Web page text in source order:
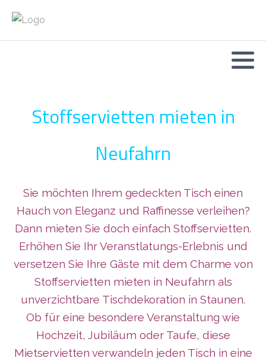
Stoffservietten mieten in
Neufahrn
Sie möchten Ihrem gedeckten Tisch einen
Hauch von Eleganz und Raffinesse verleihen?
Dann mieten Sie doch einfach Stoffservietten.
Erhöhen Sie Ihr Veranstlatungs-Erlebnis und
versetzen Sie Ihre Gäste mit dem Charme von
Stoffservietten mieten in Neufahrn als
unverzichtbare Tischdekoration in Staunen.
Ob für eine besondere Veranstaltung wie
Hochzeit, Jubiläum oder Taufe, diese
Mietservietten verwandeln jeden Tisch in eine